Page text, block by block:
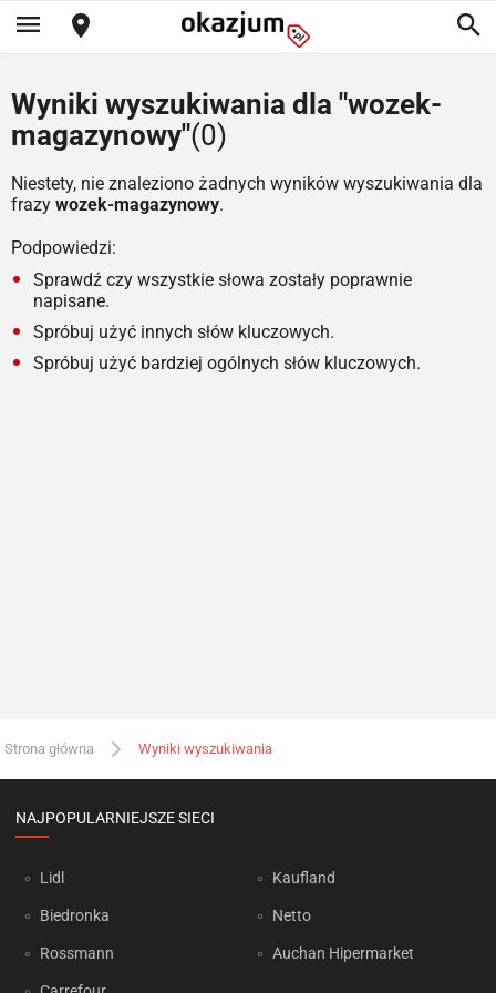
Wyniki wyszukiwania dla "wozek-
magazynowy"(0)
Niestety, nie znaleziono żadnych wyników wyszukiwania dla
frazy wozek-magazynowy.
Podpowiedzi:
Sprawdź czy wszystkie słowa zostały poprawnie
napisane.
Spróbuj użyć innych słów kluczowych.
Spróbuj użyć bardziej ogólnych słów kluczowych.
Strona główna Wyniki wyszukiwania
NAJPOPULARNIEJSZE SIECI
Lidl
Biedronka
Rossmann
Kaufland
Netto
Auchan Hipermarket